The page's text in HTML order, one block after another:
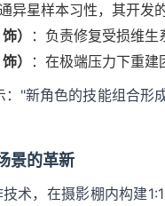
异星样本习性，其开发
）
：负责修复受损维
）
：在极端压力下重
："新角色的技能组合
景的革新
术，在摄影棚内构建